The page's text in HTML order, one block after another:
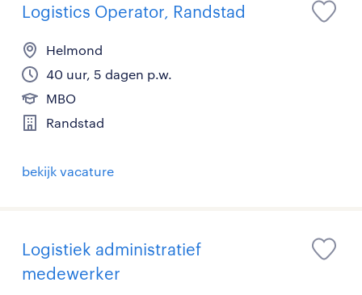
Logistics Operator, Randstad
Helmond
40 uur, 5 dagen p.w.
MBO
Randstad
bekijk vacature
Logistiek administratief
medewerker